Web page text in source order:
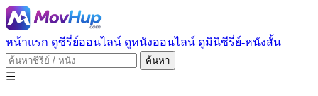
หน้าแรก ดูซีรี่ย์ออนไลน์ ดูหนังออนไลน์ ดูมินิซีรี่ย์-หนังสั้น
ค้นหา
☰